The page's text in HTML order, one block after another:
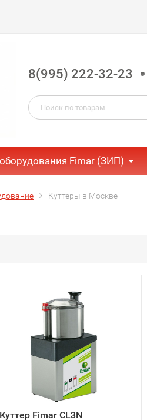
8(995) 222-32-23
Fimar (ЗИП)
Куттеры в Москве
Куттер Fimar CL3N